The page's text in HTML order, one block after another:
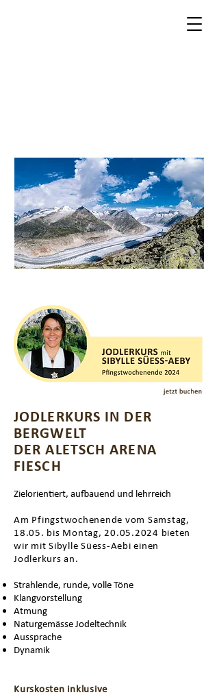
JODLERKURS IN DER
BERGWELT
DER ALETSCH ARENA
FIESCH
Zielorientiert, aufbauend und lehrreich
Am Pfingstwochenende vom Samstag,
18.05. bis Montag,20.05.2024 bieten
wir mit Sibylle Süess-Aebi einen
Jodlerkurs an.
Strahlende, runde, volle Töne
Klangvorstellung
Atmung
Naturgemässe Jodeltechnik
Aussprache
Dynamik
Kurskosten inklusive